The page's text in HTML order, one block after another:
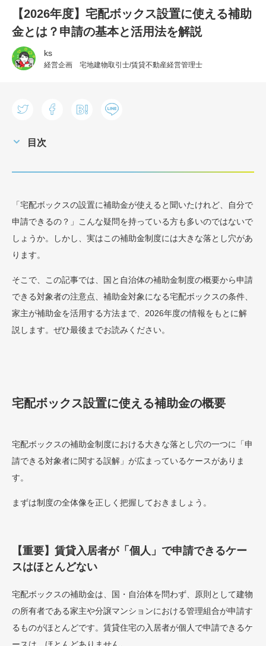
【2026年度】宅配ボックス設置に使える補助
金とは？申請の基本と活用法を解説
ks
経営企画 宅地建物取引士/賃貸不動産経営管理士
目次
「宅配ボックスの設置に補助金が使えると聞いたけれど、自分で
申請できるの？」こんな疑問を持っている方も多いのではないで
しょうか。しかし、実はこの補助金制度には大きな落とし穴があ
ります。
そこで、この記事では、国と自治体の補助金制度の概要から申請
できる対象者の注意点、補助金対象になる宅配ボックスの条件、
家主が補助金を活用する方法まで、2026年度の情報をもとに解
説します。ぜひ最後までお読みください。
宅配ボックス設置に使える補助金の概要
宅配ボックスの補助金制度における大きな落とし穴の一つに「申
請できる対象者に関する誤解」が広まっているケースがありま
す。
まずは制度の全体像を正しく把握しておきましょう。
【重要】賃貸入居者が「個人」で申請できるケー
スはほとんどない
宅配ボックスの補助金は、国・自治体を問わず、原則として建物
の所有者である家主や分譲マンションにおける管理組合が申請す
るものがほとんどです。賃貸住宅の入居者が個人で申請できるケ